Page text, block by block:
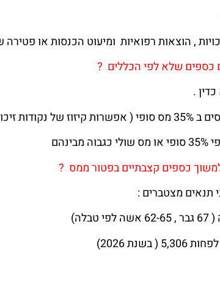
, הוצאות רפואיות ומיעוט הכנסות או
כספים שלא לפי הכללים ?
.
בסיסיות בלבד)
כספים קצבתיים בפטור ממס ?
תנאים מצטברים :
2026)